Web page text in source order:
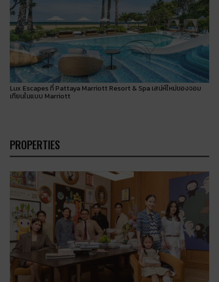
Lux Escapes ที่ Pattaya Marriott Resort & Spa เสน่ห์ใหม่ของจอม
เทียนในแบบ Marriott
PROPERTIES